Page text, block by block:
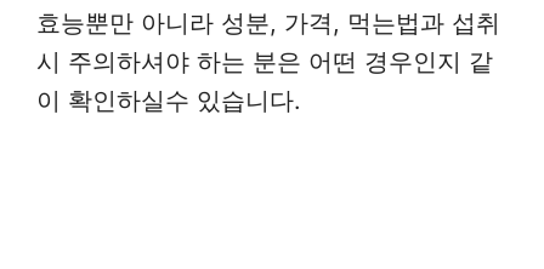
효능뿐만 아니라 성분, 가격, 먹는법과 섭취
시 주의하셔야 하는 분은 어떤 경우인지 같
이 확인하실수 있습니다.